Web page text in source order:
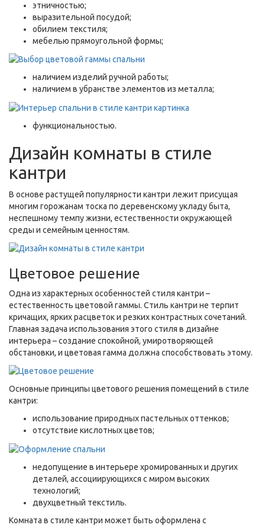
этничностью;
выразительной посудой;
обилием текстиля;
мебелью прямоугольной формы;
наличием изделий ручной работы;
наличием в убранстве элементов из металла;
функциональностью.
Дизайн комнаты в стиле
кантри
В основе растущей популярности кантри лежит присущая
многим горожанам тоска по деревенскому укладу быта,
неспешному темпу жизни, естественности окружающей
среды и семейным ценностям.
Цветовое решение
Одна из характерных особенностей стиля кантри –
естественность цветовой гаммы. Стиль кантри не терпит
кричащих, ярких расцветок и резких контрастных сочетаний.
Главная задача использования этого стиля в дизайне
интерьера – создание спокойной, умиротворяющей
обстановки, и цветовая гамма должна способствовать этому.
Основные принципы цветового решения помещений в стиле
кантри:
использование природных пастельных оттенков;
отсутствие кислотных цветов;
недопущение в интерьере хромированных и других
деталей, ассоциирующихся с миром высоких
технологий;
двухцветный текстиль.
Комната в стиле кантри может быть оформлена с